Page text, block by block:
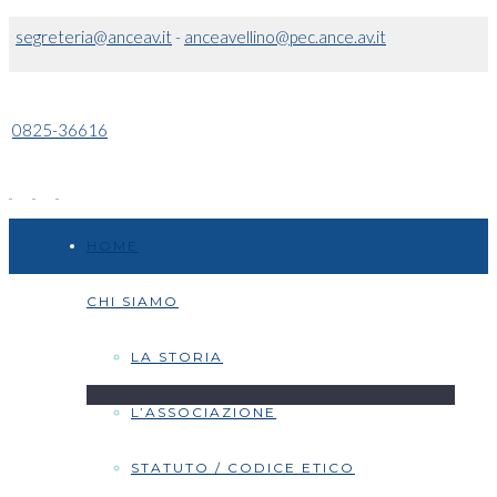
segreteria@anceav.it- anceavellino@pec.ance.av.it
0825-36616
CHI SIAMO
LA STORIA
L’ASSOCIAZIONE
STATUTO / CODICE ETICO